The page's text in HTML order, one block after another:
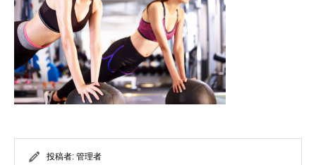
通勤前でも安心
健康と食事
筋トレするとムキムキにな
る？実は多くの人が誤解し
ていること
つく？実は多くの人が
いしていること
投稿者: 管理者